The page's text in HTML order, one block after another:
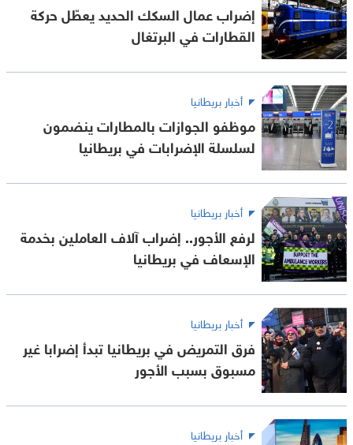
إضراب عمال السكك الحديد يعطّل حركة
القطارات في البرتغال
أخبار بريطانيا
موظفو الجوازات بالمطارات ينضمون
لسلسلة الإضرابات في بريطانيا
أخبار بريطانيا
لرفع الأجور.. إضراب آلاف العاملين بخدمة
الإسعاف في بريطانيا
أخبار بريطانيا
فرق التمريض في بريطانيا تبدأ إضرابا غير
مسبوق بسبب الأجور
أخبار بريطانيا